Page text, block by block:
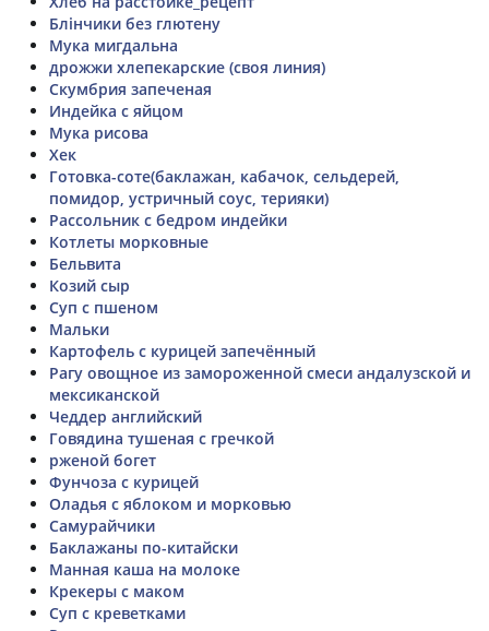
Блінчики без глютену
Мука мигдальна
дрожжи хлепекарские (своя линия)
Скумбрия запеченая
Индейка с яйцом
Мука рисова
Хек
Готовка-соте(баклажан, кабачок, сельдерей,
помидор, устричный соус, терияки)
Рассольник с бедром индейки
Котлеты морковные
Бельвита
Козий сыр
Суп с пшеном
Мальки
Картофель с курицей запечённый
Рагу овощное из замороженной смеси андалузской и
мексиканской
Чеддер английский
Говядина тушеная с гречкой
рженой богет
Фунчоза с курицей
Оладья с яблоком и морковью
Самурайчики
Баклажаны по-китайски
Манная каша на молоке
Крекеры с маком
Суп с креветками